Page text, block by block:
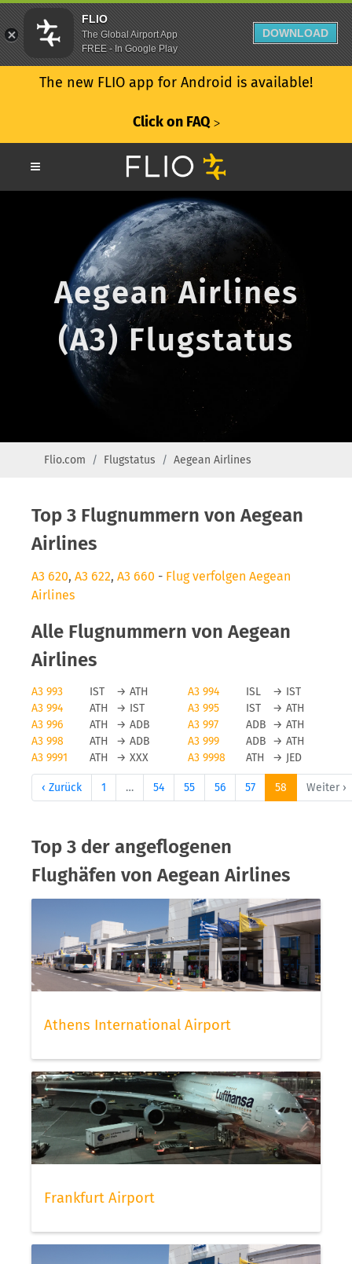
The new FLIO app for Android is available!
Click on FAQ ᐳ
Aegean Airlines
(A3) Flugstatus
Flio.com Flugstatus Aegean Airlines
Top 3 Flugnummern von Aegean
Airlines
A3 620, A3 622, A3 660 - Flug verfolgen Aegean
Airlines
Alle Flugnummern von Aegean
Airlines
A3 993 IST → ATH A3 994 ISL → IST
A3 994
ATH → IST A3 995 IST → ATH
A3 996
ATH → ADB A3 997 ADB → ATH
A3 998
ATH → ADB A3 999 ADB → ATH
A3 9991
ATH → XXX A3 9998 ATH → JED
‹ Zurück 1 … 54 55 56 57 58 Weiter ›
Top 3 der angeflogenen
Flughäfen von Aegean Airlines
Athens International Airport
Frankfurt Airport
FLIO
The Global Airport App
FREE - In Google Play
DOWNLOAD